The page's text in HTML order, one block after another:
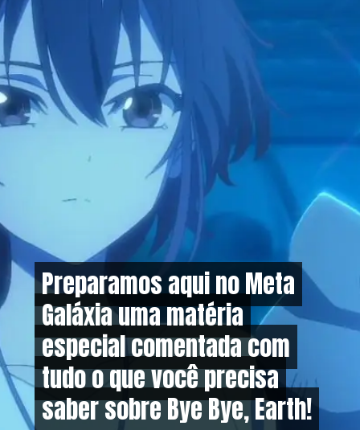
Preparamos aqui no Meta
Galáxia uma matéria
especial comentada com
tudo o que você precisa
saber sobre Bye Bye, Earth!
Preparamos aqui no Meta
Galáxia uma matéria
especial comentada com
tudo o que você precisa
saber sobre Bye Bye, Earth!